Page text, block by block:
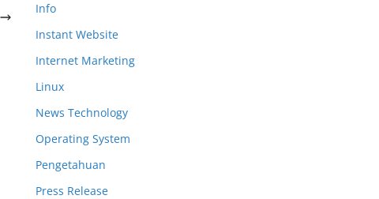
Info
Instant Website
Internet Marketing
Linux
News Technology
Operating System
Pengetahuan
Press Release